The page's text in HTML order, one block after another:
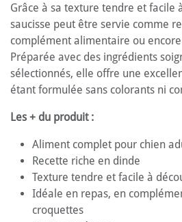
Grâce à sa texture tendre et facile
saucisse peut être servie comme
complément alimentaire ou
Préparée avec des ingrédients
sélectionnés, elle offre une
étant formulée sans colorants ni
Les + du produit :
Aliment complet pour chien
Recette riche en dinde
Texture tendre et facile à
Idéale en repas, en
croquettes